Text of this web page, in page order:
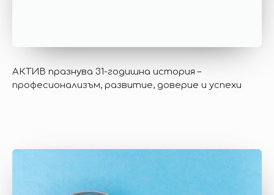
АКТИВ празнува 31-годишна история –
професионализъм, развитие, доверие и успехи